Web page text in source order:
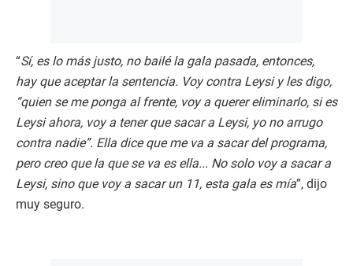
“Sí, es lo más justo, no bailé la gala pasada, entonces,
hay que aceptar la sentencia. Voy contra Leysi y les digo,
“quien se me ponga al frente, voy a querer eliminarlo, si es
Leysi ahora, voy a tener que sacar a Leysi, yo no arrugo
contra nadie”. Ella dice que me va a sacar del programa,
pero creo que la que se va es ella... No solo voy a sacar a
Leysi, sino que voy a sacar un 11, esta gala es mía”, dijo
muy seguro.